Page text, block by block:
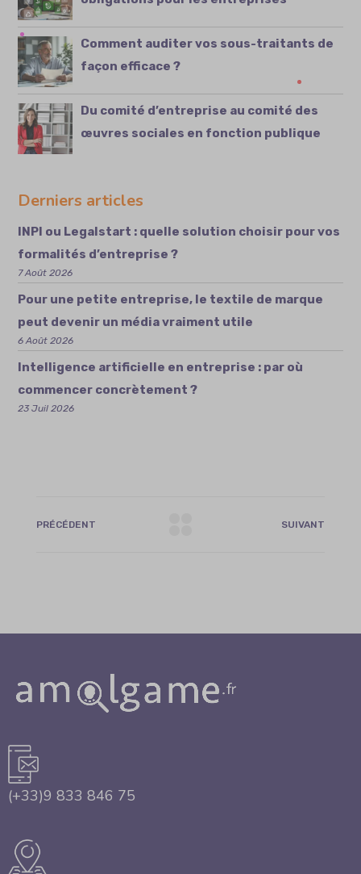
Comment auditer vos sous-traitants de
façon efficace ?
Du comité d’entreprise au comité des
œuvres sociales en fonction publique
Derniers articles
INPI ou Legalstart : quelle solution choisir pour vos
formalités d’entreprise ?
7 Août 2026
Pour une petite entreprise, le textile de marque
peut devenir un média vraiment utile
6 Août 2026
Intelligence artificielle en entreprise : par où
commencer concrètement ?
23 Juil 2026
PRÉCÉDENT SUIVANT
(+33)9 833 846 75